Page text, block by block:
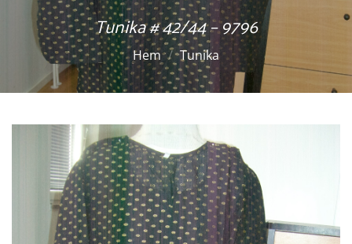
Tunika # 42/44 – 9796
Hem / Tunika